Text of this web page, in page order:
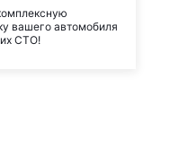
вашего автомобиля
СТО!